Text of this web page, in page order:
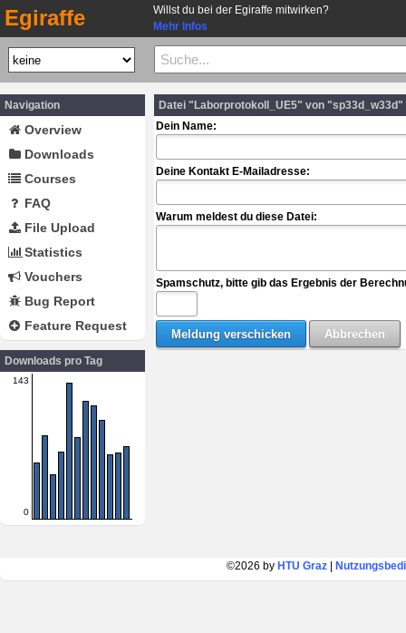
Egiraffe
Willst du bei der Egiraffe mitwirken?
Mehr Infos
Navigation
Overview
Downloads
Courses
FAQ
File Upload
Statistics
Vouchers
Bug Report
Feature Request
Downloads pro Tag
143
0
Datei "Laborprotokoll_UE5" von "sp33d_w33d"
Dein Name:
Deine Kontakt E-Mailadresse:
Warum meldest du diese Datei:
Spamschutz, bitte gib das Ergebnis der
©2026 by HTU Graz|